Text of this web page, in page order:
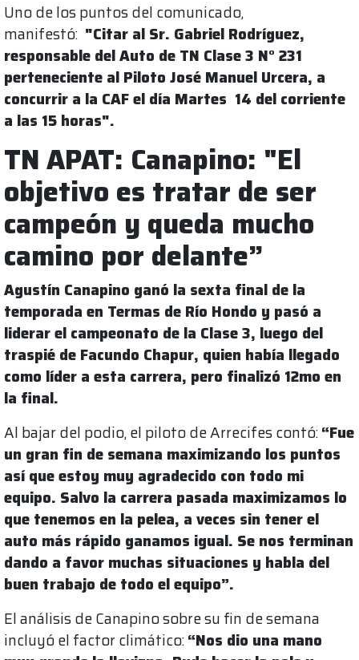
Uno de los puntos del comunicado,
manifestó: "Citar al Sr. Gabriel Rodríguez,
responsable del Auto de TN Clase 3 N° 231
perteneciente al Piloto José Manuel Urcera, a
concurrir a la CAF el día Martes 14 del corriente
a las 15 horas".
TN APAT: Canapino: "El
objetivo es tratar de ser
campeón y queda mucho
camino por delante”
Agustín Canapino ganó la sexta final de la
temporada en Termas de Río Hondo y pasó a
liderar el campeonato de la Clase 3, luego del
traspié de Facundo Chapur, quien había llegado
como líder a esta carrera, pero finalizó 12mo en
la final.
Al bajar del podio, el piloto de Arrecifes contó:“Fue
un gran fin de semana maximizando los puntos
así que estoy muy agradecido con todo mi
equipo. Salvo la carrera pasada maximizamos lo
que tenemos en la pelea, a veces sin tener el
auto más rápido ganamos igual. Se nos terminan
dando a favor muchas situaciones y habla del
buen trabajo de todo el equipo”.
El análisis de Canapino sobre su fin de semana
incluyó el factor climático:“Nos dio una mano